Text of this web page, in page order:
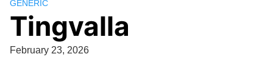
GENERIC
Tingvalla
February 23, 2026